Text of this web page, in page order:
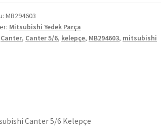
MB294603
Mitsubishi Yedek Parça
Canter, Canter 5/6, kelepçe, MB294603, mitsubishi
Canter 5/6 Kelepçe